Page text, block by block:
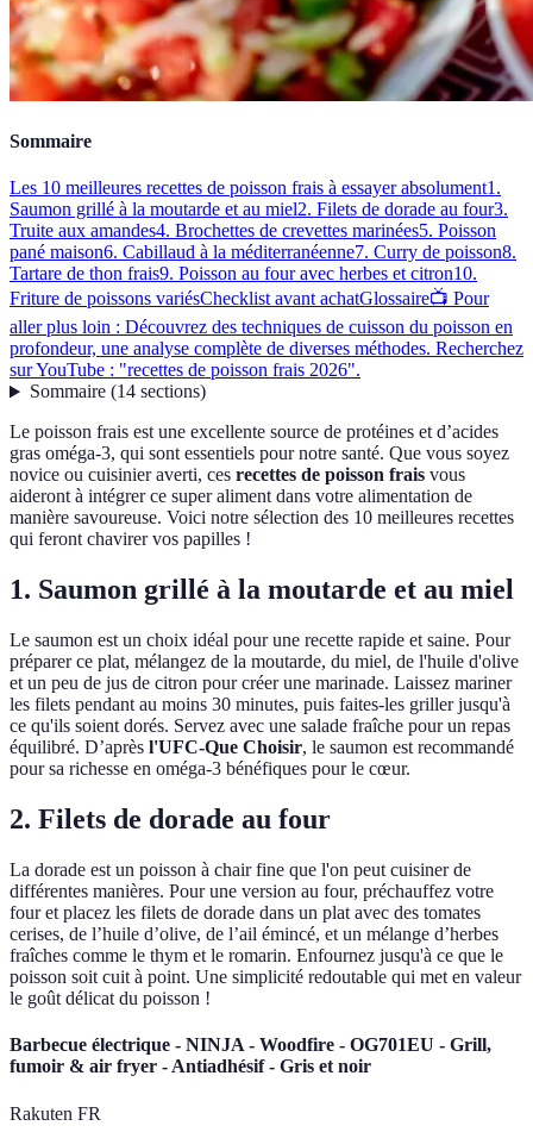
Sommaire
Les 10 meilleures recettes de poisson frais à essayer absolument1.
Saumon grillé à la moutarde et au miel2. Filets de dorade au four3.
Truite aux amandes4. Brochettes de crevettes marinées5. Poisson
pané maison6. Cabillaud à la méditerranéenne7. Curry de poisson8.
Tartare de thon frais9. Poisson au four avec herbes et citron10.
Friture de poissons variésChecklist avant achatGlossaire📺 Pour
aller plus loin : Découvrez des techniques de cuisson du poisson en
profondeur, une analyse complète de diverses méthodes. Recherchez
sur YouTube : "recettes de poisson frais 2026".
Sommaire(14 sections)
Le poisson frais est une excellente source de protéines et d’acides
gras oméga-3, qui sont essentiels pour notre santé. Que vous soyez
novice ou cuisinier averti, ces recettes de poisson frais vous
aideront à intégrer ce super aliment dans votre alimentation de
manière savoureuse. Voici notre sélection des 10 meilleures recettes
qui feront chavirer vos papilles !
1. Saumon grillé à la moutarde et au miel
Le saumon est un choix idéal pour une recette rapide et saine. Pour
préparer ce plat, mélangez de la moutarde, du miel, de l'huile d'olive
et un peu de jus de citron pour créer une marinade. Laissez mariner
les filets pendant au moins 30 minutes, puis faites-les griller jusqu'à
ce qu'ils soient dorés. Servez avec une salade fraîche pour un repas
équilibré. D’après l'UFC-Que Choisir, le saumon est recommandé
pour sa richesse en oméga-3 bénéfiques pour le cœur.
2. Filets de dorade au four
La dorade est un poisson à chair fine que l'on peut cuisiner de
différentes manières. Pour une version au four, préchauffez votre
four et placez les filets de dorade dans un plat avec des tomates
cerises, de l’huile d’olive, de l’ail émincé, et un mélange d’herbes
fraîches comme le thym et le romarin. Enfournez jusqu'à ce que le
poisson soit cuit à point. Une simplicité redoutable qui met en valeur
le goût délicat du poisson !
Barbecue électrique - NINJA - Woodfire - OG701EU - Grill,
fumoir & air fryer - Antiadhésif - Gris et noir
Rakuten FR